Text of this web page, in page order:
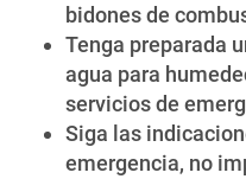
bidones de
Tenga preparada
agua para
servicios de
Siga las
emergencia, no